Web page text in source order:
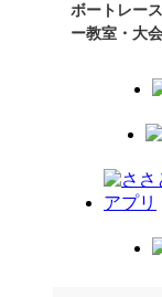
ボートレー
ー教室・大